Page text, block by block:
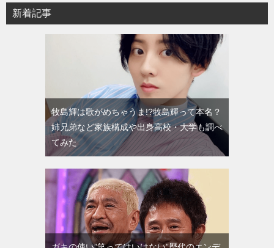
新着記事
牧島輝は歌がめちゃうま!?牧島輝って本名？
姉兄弟など家族構成や出身高校・大学も調べ
てみた